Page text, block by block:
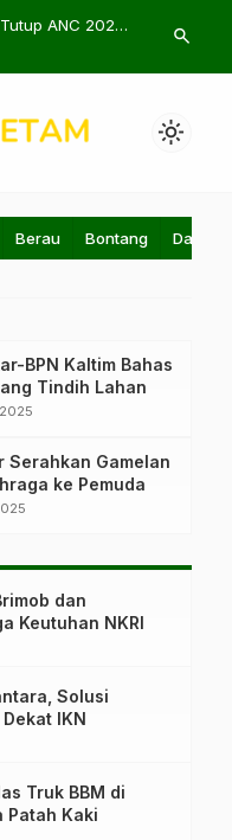
ANC 2025
Basuki
search
light_mode
Berau Bontang Daerah
BPN Kaltim Bahas
Tindih Lahan
Serahkan Gamelan
ke Pemuda
dan
Keutuhan NKRI
Solusi
IKN
Truk BBM di
Patah Kaki